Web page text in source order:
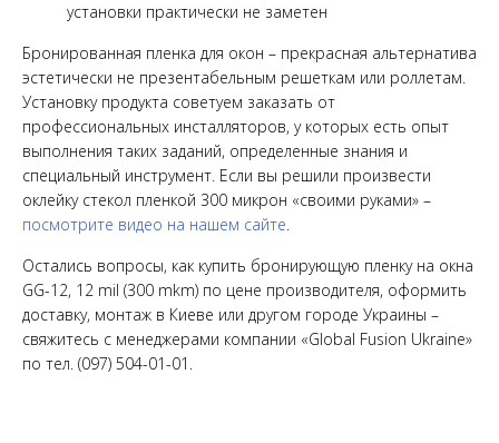
установки практически не заметен
Бронированная пленка для окон – прекрасная альтернатива
эстетически не презентабельным решеткам или роллетам.
Установку продукта советуем заказать от
профессиональных инсталляторов, у которых есть опыт
выполнения таких заданий, определенные знания и
специальный инструмент. Если вы решили произвести
оклейку стекол пленкой 300 микрон «своими руками» –
посмотрите видео на нашем сайте.
Остались вопросы, как купить бронирующую пленку на окна
GG-12, 12 mil (300 mkm) по цене производителя, оформить
доставку, монтаж в Киеве или другом городе Украины –
свяжитесь с менеджерами компании «Global Fusion Ukraine»
по тел. (097) 504-01-01.